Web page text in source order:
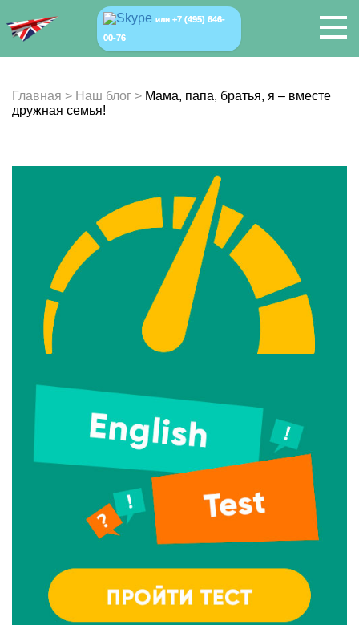
или +7 (495) 646-
00-76
Главная > Наш блог > Мама, папа, братья, я – вместе
дружная семья!